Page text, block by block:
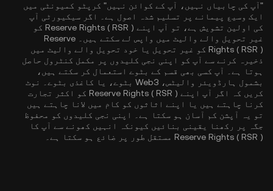
"آپ کی چابیاں نہیں، آپ کے کوائن نہیں" کرپٹو کمیونٹی میں
ایک وسیع پیمانے پر تسلیم شدہ اصول ہے۔ اگر سیکیورٹی آپ
کی اولین تشویش ہے، تو آپ اپنے Reserve Rights ( RSR ) کو
غیر تحویل والے والیٹ میں واپس لے سکتے ہیں۔ Reserve
Rights ( RSR ) کو غیر تحویل یا خود تحویل والے والیٹ میں
ذخیرہ کرنے سے آپ کو اپنی نجی کلیدوں پر مکمل کنٹرول حاصل
ہوتا ہے۔ آپ کسی بھی قسم کے بٹوے استعمال کر سکتے ہیں،
بشمول ہارڈویئر والیٹس، Web3 بٹوے، یا کاغذی بٹوے۔ نوٹ
کریں کہ اگر آپ اپنے Reserve Rights ( RSR ) کو اکثر تجارت
کرنا چاہتے ہیں یا اپنے اثاثوں کو کام میں لانا چاہتے ہیں
تو یہ آپشن کم آسان ہو سکتا ہے۔ اپنی نجی کلیدوں کو محفوظ
جگہ پر رکھنا یقینی بنائیں کیونکہ انہیں کھونے سے آپ کا
Reserve Rights ( RSR ) مستقل طور پر ضائع ہو سکتا ہے۔